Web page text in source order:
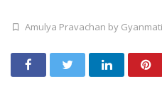
Amulya Pravachan by